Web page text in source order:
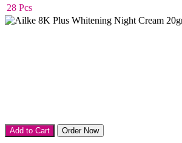
28 Pcs
Night Cream
Add to Cart Order Now